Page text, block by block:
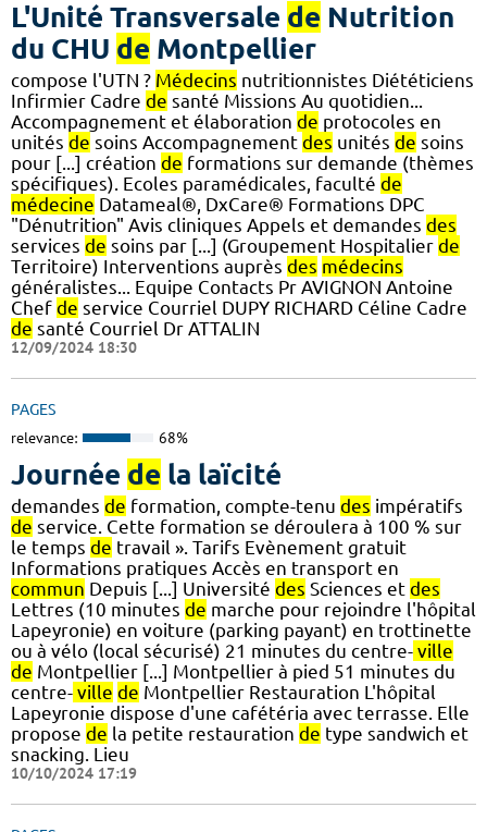
L'Unité Transversale de Nutrition
du CHU de Montpellier
compose l'UTN ? Médecins nutritionnistes Diététiciens
Infirmier Cadre de santé Missions Au quotidien...
Accompagnement et élaboration de protocoles en
unités de soins Accompagnement des unités de soins
pour [...] création de formations sur demande (thèmes
spécifiques). Ecoles paramédicales, faculté de
médecine Datameal®, DxCare® Formations DPC
"Dénutrition" Avis cliniques Appels et demandes des
services de soins par [...] (Groupement Hospitalier de
Territoire) Interventions auprès des médecins
généralistes... Equipe Contacts Pr AVIGNON Antoine
Chef de service Courriel DUPY RICHARD Céline Cadre
de santé Courriel Dr ATTALIN
12/09/2024 18:30
PAGES
relevance: 68%
Journée de la laïcité
demandes de formation, compte-tenu des impératifs
de service. Cette formation se déroulera à 100 % sur
le temps de travail ». Tarifs Evènement gratuit
Informations pratiques Accès en transport en
commun Depuis [...] Université des Sciences et des
Lettres (10 minutes de marche pour rejoindre l'hôpital
Lapeyronie) en voiture (parking payant) en trottinette
ou à vélo (local sécurisé) 21 minutes du centre- ville
de Montpellier [...] Montpellier à pied 51 minutes du
centre- ville de Montpellier Restauration L'hôpital
Lapeyronie dispose d'une cafétéria avec terrasse. Elle
propose de la petite restauration de type sandwich et
snacking. Lieu
10/10/2024 17:19